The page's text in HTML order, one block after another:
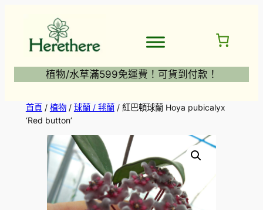
植物/水草滿599免運費！可貨到付款！
首頁/ 植物/ 球蘭 / 毬蘭/ 紅巴頓球蘭 Hoya pubicalyx
‘Red button’